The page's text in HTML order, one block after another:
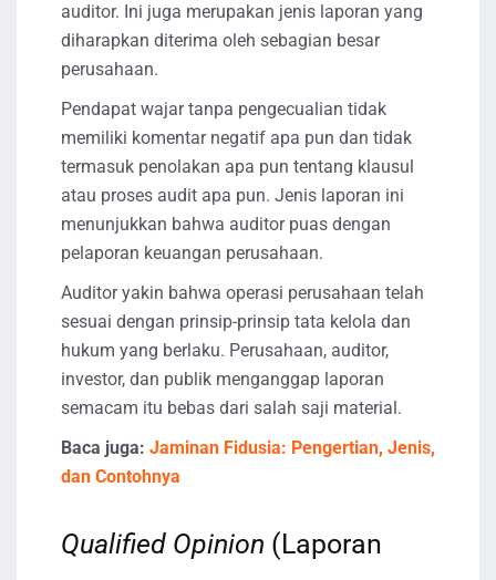
auditor. Ini juga merupakan jenis laporan yang
diharapkan diterima oleh sebagian besar
perusahaan.
Pendapat wajar tanpa pengecualian tidak
memiliki komentar negatif apa pun dan tidak
termasuk penolakan apa pun tentang klausul
atau proses audit apa pun. Jenis laporan ini
menunjukkan bahwa auditor puas dengan
pelaporan keuangan perusahaan.
Auditor yakin bahwa operasi perusahaan telah
sesuai dengan prinsip-prinsip tata kelola dan
hukum yang berlaku. Perusahaan, auditor,
investor, dan publik menganggap laporan
semacam itu bebas dari salah saji material.
Baca juga: Jaminan Fidusia: Pengertian, Jenis,
dan Contohnya
Qualified Opinion (Laporan